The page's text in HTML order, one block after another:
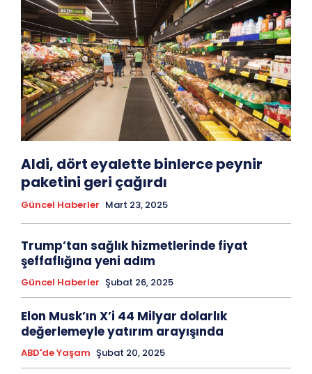
Aldi, dört eyalette binlerce peynir
paketini geri çağırdı
Güncel Haberler Mart 23, 2025
Trump’tan sağlık hizmetlerinde fiyat
şeffaflığına yeni adım
Güncel Haberler Şubat 26, 2025
Elon Musk’ın X’i 44 Milyar dolarlık
değerlemeyle yatırım arayışında
ABD'de Yaşam Şubat 20, 2025